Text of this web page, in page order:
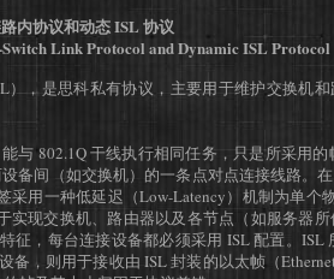
内协议和动态 ISL 协议
Link Protocol and Dynamic ISL Protocol
，是思科私有协议，主要用于维护交换机和
802.1Q 干线执行相同任务，只是所采用的
备间（如交换机）的一条点对点连接线路。
采用一种低延迟（Low-Latency）机制为单个
实现交换机、路由器以及各节点（如服务器
征，每台连接设备都必须采用 ISL 配置。ISL
备，则用于接收由 ISL 封装的以太帧（